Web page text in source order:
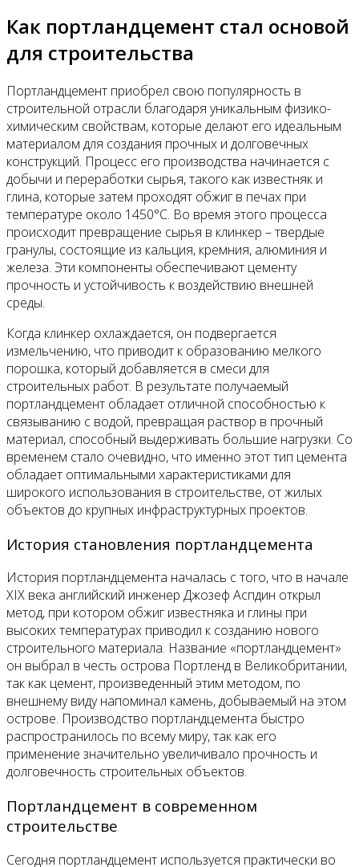
Как портландцемент стал основой
для строительства
Портландцемент приобрел свою популярность в
строительной отрасли благодаря уникальным физико-
химическим свойствам, которые делают его идеальным
материалом для создания прочных и долговечных
конструкций. Процесс его производства начинается с
добычи и переработки сырья, такого как известняк и
глина, которые затем проходят обжиг в печах при
температуре около 1450°C. Во время этого процесса
происходит превращение сырья в клинкер – твердые
гранулы, состоящие из кальция, кремния, алюминия и
железа. Эти компоненты обеспечивают цементу
прочность и устойчивость к воздействию внешней
среды.
Когда клинкер охлаждается, он подвергается
измельчению, что приводит к образованию мелкого
порошка, который добавляется в смеси для
строительных работ. В результате получаемый
портландцемент обладает отличной способностью к
связыванию с водой, превращая раствор в прочный
материал, способный выдерживать большие нагрузки. Со
временем стало очевидно, что именно этот тип цемента
обладает оптимальными характеристиками для
широкого использования в строительстве, от жилых
объектов до крупных инфраструктурных проектов.
История становления портландцемента
История портландцемента началась с того, что в начале
XIX века английский инженер Джозеф Аспдин открыл
метод, при котором обжиг известняка и глины при
высоких температурах приводил к созданию нового
строительного материала. Название «портландцемент»
он выбрал в честь острова Портленд в Великобритании,
так как цемент, произведенный этим методом, по
внешнему виду напоминал камень, добываемый на этом
острове. Производство портландцемента быстро
распространилось по всему миру, так как его
применение значительно увеличивало прочность и
долговечность строительных объектов.
Портландцемент в современном
строительстве
Сегодня портландцемент используется практически во